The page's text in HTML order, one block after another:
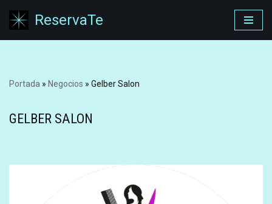
Saltar
ReservaTe
Portada » Negocios » Gelber Salon
GELBER SALON